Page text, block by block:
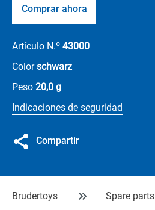
Comprar ahora
Artículo N.º 43000
Colorschwarz
Peso 20,0 g
Indicaciones de seguridad
Compartir
Brudertoys Spare parts